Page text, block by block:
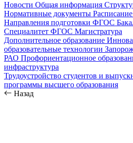
Новости Общая информация
Нормативные документы
Направления подготовки ФГОС
Специалитет ФГОС Магистратура
Дополнительное образование
образовательные технологии
РАО Профориентационное
инфраструктура
Трудоустройство студентов и
программы высшего образования
Назад